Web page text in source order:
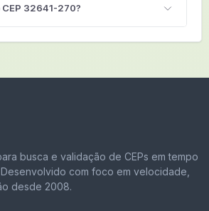
32641-270?
busca e validação de CEPs em tempo
com foco em velocidade,
desde 2008.